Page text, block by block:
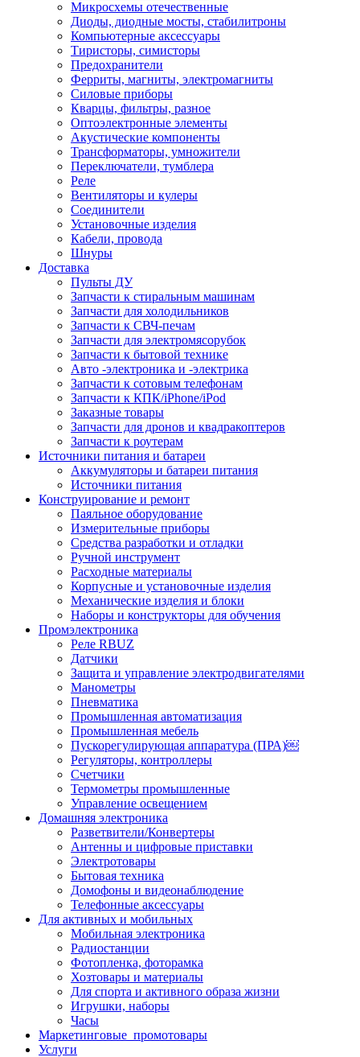
Микросхемы отечественные
Диоды, диодные мосты, стабилитроны
Компьютерные аксессуары
Тиристоры, симисторы
Предохранители
Ферриты, магниты, электромагниты
Силовые приборы
Кварцы, фильтры, разное
Оптоэлектронные элементы
Акустические компоненты
Трансформаторы, умножители
Переключатели, тумблера
Реле
Вентиляторы и кулеры
Соединители
Установочные изделия
Кабели, провода
Шнуры
Доставка
Пульты ДУ
Запчасти к стиральным машинам
Запчасти для холодильников
Запчасти к СВЧ-печам
Запчасти для электромясорубок
Запчасти к бытовой технике
Авто -электроника и -электрика
Запчасти к сотовым телефонам
Запчасти к КПК/iPhone/iPod
Заказные товары
Запчасти для дронов и квадракоптеров
Запчасти к роутерам
Источники питания и батареи
Аккумуляторы и батареи питания
Источники питания
Конструирование и ремонт
Паяльное оборудование
Измерительные приборы
Средства разработки и отладки
Ручной инструмент
Расходные материалы
Корпусные и установочные изделия
Механические изделия и блоки
Наборы и конструкторы для обучения
Промэлектроника
Реле RBUZ
Датчики
Защита и управление электродвигателями
Манометры
Пневматика
Промышленная автоматизация
Промышленная мебель
Пускорегулирующая аппаратура (ПРА)￼
Регуляторы, контроллеры
Счетчики
Термометры промышленные
Управление освещением
Домашняя электроника
Разветвители/Конвертеры
Антенны и цифровые приставки
Электротовары
Бытовая техника
Домофоны и видеонаблюдение
Телефонные аксессуары
Для активных и мобильных
Мобильная электроника
Радиостанции
Фотопленка, фоторамка
Хозтовары и материалы
Для спорта и активного образа жизни
Игрушки, наборы
Часы
Маркетинговые_промотовары
Услуги